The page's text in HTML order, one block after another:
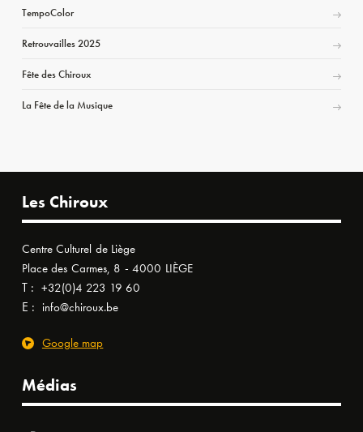
TempoColor
Retrouvailles 2025
Fête des Chiroux
La Fête de la Musique
Les Chiroux
Centre Culturel de Liège
Place des Carmes, 8 - 4000 LIÈGE
T : +32(0)4 223 19 60
E : info@chiroux.be
Google map
Médias